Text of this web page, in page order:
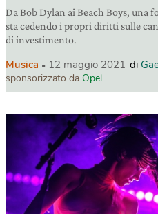
Da Bob Dylan ai Beach Boys, una
sta cedendo i propri diritti sulle
di investimento.
Musica 12 maggio 2021 di
sponsorizzato da Opel